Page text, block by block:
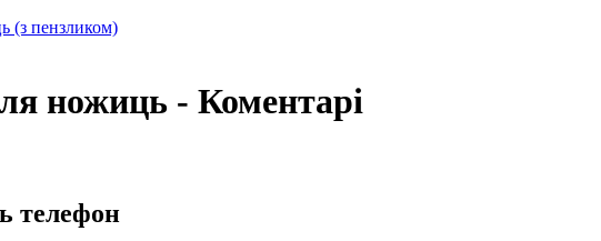
(з пензликом)
ножиць - Коментарі
телефон